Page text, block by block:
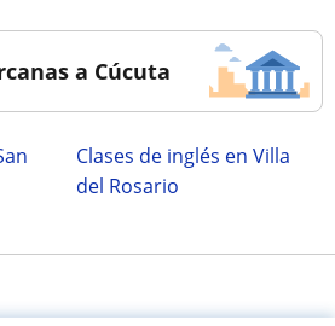
a Cúcuta
Clases de inglés en Villa
del Rosario